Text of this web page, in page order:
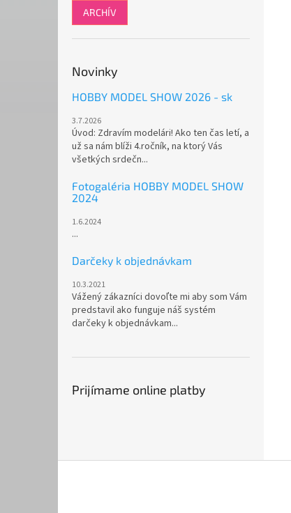
ARCHÍV
Novinky
HOBBY MODEL SHOW 2026 - sk
3.7.2026
Úvod: Zdravím modelári! Ako ten čas letí, a
už sa nám blíži 4.ročník, na ktorý Vás
všetkých srdečn...
Fotogaléria HOBBY MODEL SHOW
2024
1.6.2024
...
Darčeky k objednávkam
10.3.2021
Vážený zákazníci dovoľte mi aby som Vám
predstavil ako funguje náš systém
darčeky k objednávkam...
Prijímame online platby